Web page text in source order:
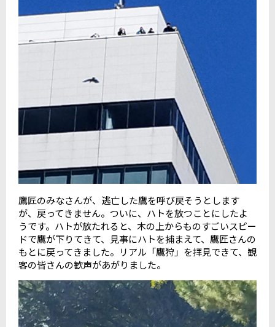
鷹匠のみなさんが、逃亡した鷹を呼び戻そうとします
が、戻ってきません。ついに、ハトを放つことにしたよ
うです。ハトが放たれると、木の上からものすごいスピー
ドで鷹が下りてきて、見事にハトを捕まえて、鷹匠さんの
もとに戻ってきました。リアル「鷹狩」を拝見できて、観
客の皆さんの歓声があがりました。